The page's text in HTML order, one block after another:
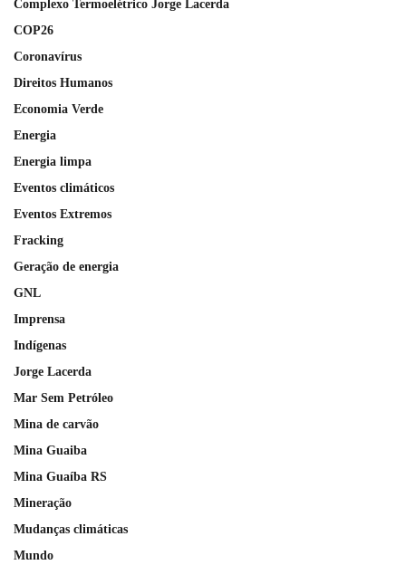
Complexo Termoelétrico Jorge Lacerda
COP26
Coronavírus
Direitos Humanos
Economia Verde
Energia
Energia limpa
Eventos climáticos
Eventos Extremos
Fracking
Geração de energia
GNL
Imprensa
Indígenas
Jorge Lacerda
Mar Sem Petróleo
Mina de carvão
Mina Guaiba
Mina Guaíba RS
Mineração
Mudanças climáticas
Mundo